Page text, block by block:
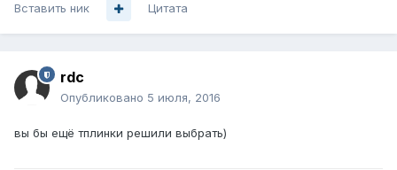
Вставить ник Цитата
rdc
Опубликовано 5 июля, 2016
вы бы ещё тплинки решили выбрать)